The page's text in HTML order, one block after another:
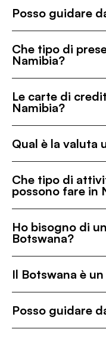
Posso guidare
Che tipo di
Namibia?
Le carte di
Namibia?
Qual è la valuta
Che tipo di
possono fare in
Ho bisogno di
Botswana?
Il Botswana è
Posso guidare